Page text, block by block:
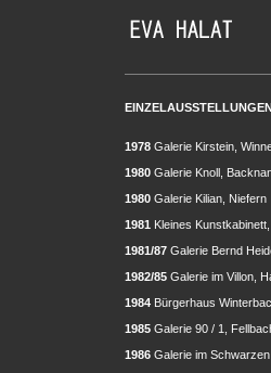
1978 Galerie Kirstein,
1980 Galerie Knoll,
1980 Galerie Kilian, Niefern
1981 Kleines
1981/87 Galerie Bernd
1982/85 Galerie im Villon,
1984 Bürgerhaus
1985 Galerie 90 / 1,
1986 Galerie im